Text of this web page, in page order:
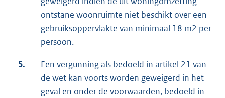
ontstane woonruimte niet beschikt over een
gebruiksoppervlakte van minimaal 18 m2 per
persoon.
5.
Een vergunning als bedoeld in artikel 21 van
de wet kan voorts worden geweigerd in het
geval en onder de voorwaarden, bedoeld in